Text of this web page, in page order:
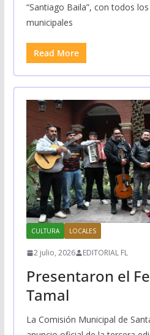
“Santiago Baila”, con todos
municipales
Read More
CULTURA LOCALES
2 julio, 2026 EDITORIAL FL
Presentaron el
Tamal
La Comisión Municipal de